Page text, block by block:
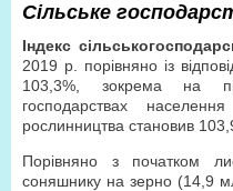
Сільське
Індекс
2019 р. порівняно із
103,3%, зокрема на
господарствах
рослинництва становив
Порівняно з початком
соняшнику на зерно (14,9